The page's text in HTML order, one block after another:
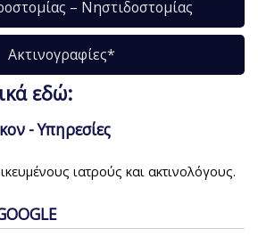
– Νηστιδοστομίας
Ακτινογραφίες*
εδώ:
- Υπηρεσίες
ιατρούς και ακτινολόγους.